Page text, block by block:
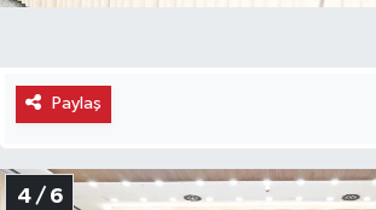
Paylaş
4 / 6